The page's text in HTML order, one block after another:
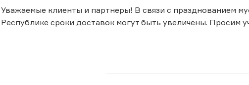
Уважаемые клиенты и партнеры! В связи с празднованием
Республике сроки доставок могут быть увеличены.